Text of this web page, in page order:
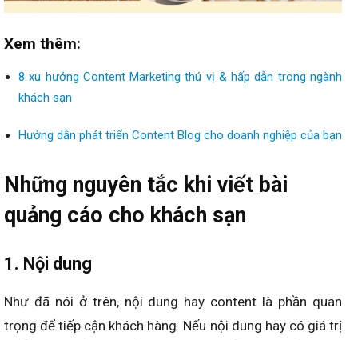
Xem thêm:
8 xu hướng Content Marketing thú vị & hấp dẫn trong ngành
khách sạn
Hướng dẫn phát triển Content Blog cho doanh nghiệp của bạn
Những nguyên tắc khi viết bài
quảng cáo cho khách sạn
1. Nội dung
Như đã nói ở trên, nội dung hay content là phần quan
trọng để tiếp cận khách hàng. Nếu nội dung hay có giá trị